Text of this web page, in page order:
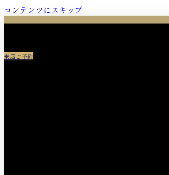
コンテンツにスキップ
来店ご予約